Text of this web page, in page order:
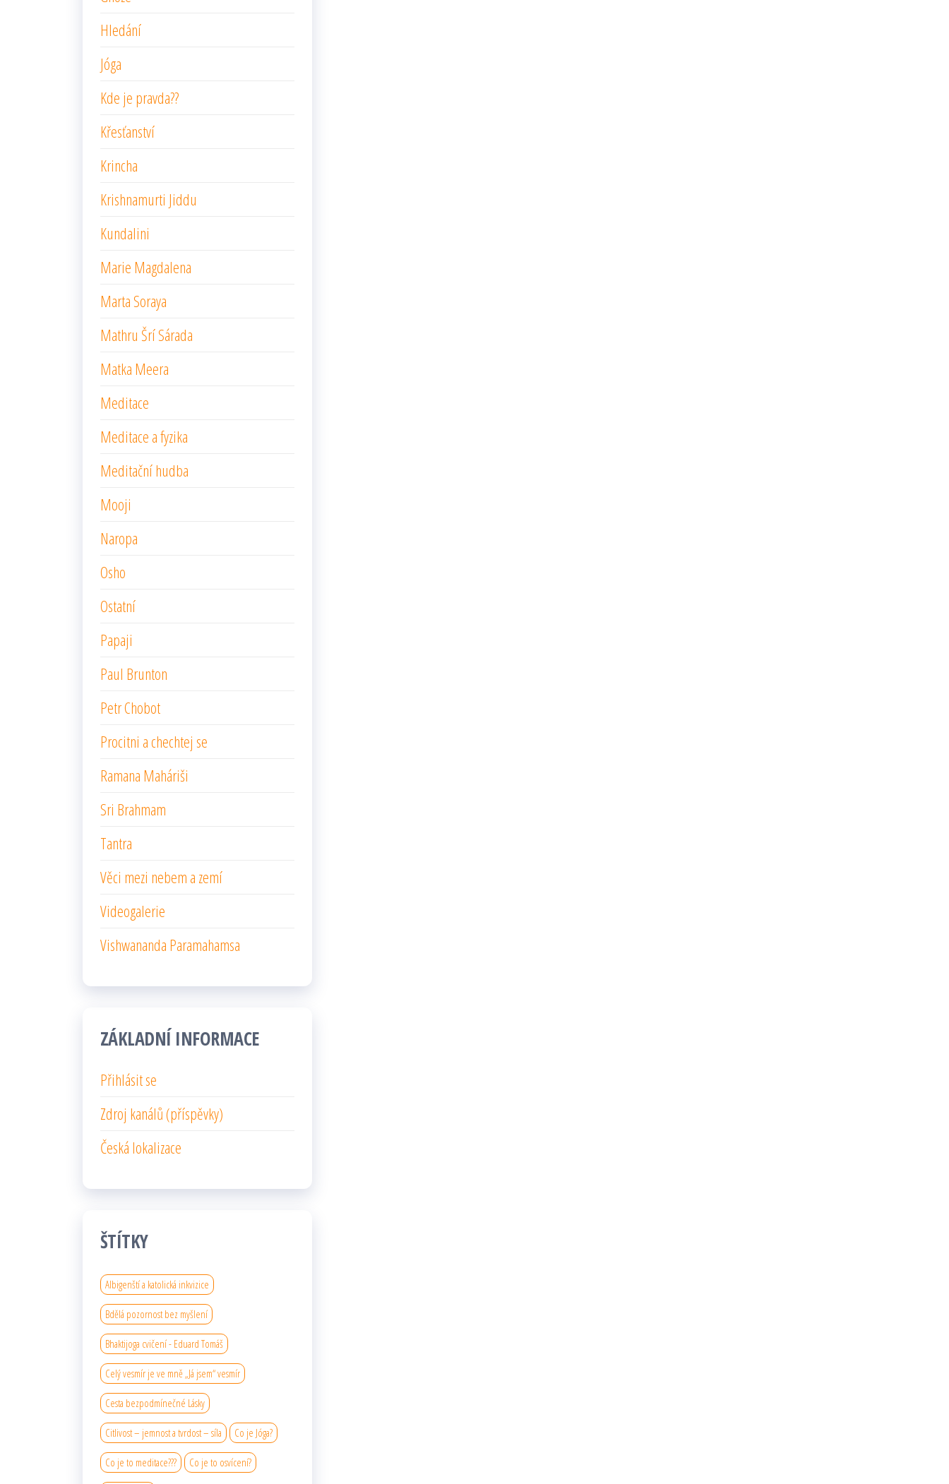
Hledání
Jóga
Kde je pravda??
Křesťanství
Krincha
Krishnamurti Jiddu
Kundalini
Marie Magdalena
Marta Soraya
Mathru Šrí Sárada
Matka Meera
Meditace
Meditace a fyzika
Meditační hudba
Mooji
Naropa
Osho
Ostatní
Papaji
Paul Brunton
Petr Chobot
Procitni a chechtej se
Ramana Maháriši
Sri Brahmam
Tantra
Věci mezi nebem a zemí
Videogalerie
Vishwananda Paramahamsa
ZÁKLADNÍ INFORMACE
Přihlásit se
Zdroj kanálů (příspěvky)
Česká lokalizace
ŠTÍTKY
Albigenští a katolická inkvizice
Bdělá pozornost bez myšlení
Bhaktijoga cvičení - Eduard Tomáš
Celý vesmír je ve mně „Já jsem“ vesmír
Cesta bezpodmínečné Lásky
Citlivost – jemnost a tvrdost – síla Co je Jóga?
Co je to meditace??? Co je to osvícení?